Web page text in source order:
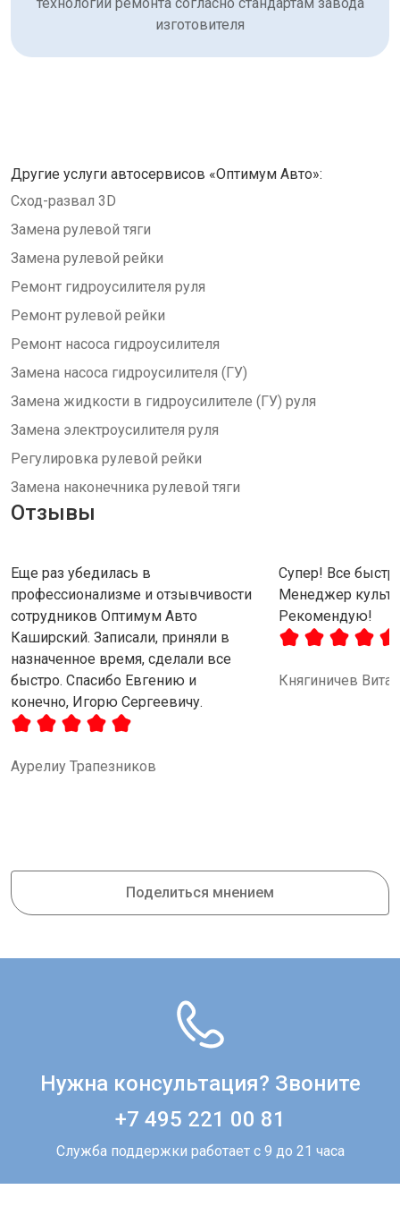
Отзывы
Еще раз убедилась в
профессионализме и отзывчивости
сотрудников Оптимум Авто
Каширский. Записали, приняли в
назначенное время, сделали все
быстро. Спасибо Евгению и
конечно, Игорю Сергеевичу.
Аурелиу Трапезников
Супер! Все
Менеджер
Рекомендую!
Княгиничев
Поделиться мнением
изготовителя
Другие услуги автосервисов «Оптимум Авто»:
Сход-развал 3D
Замена рулевой тяги
Замена рулевой рейки
Ремонт гидроусилителя руля
Ремонт рулевой рейки
Ремонт насоса гидроусилителя
Замена насоса гидроусилителя (ГУ)
Замена жидкости в гидроусилителе (ГУ) руля
Замена электроусилителя руля
Регулировка рулевой рейки
Замена наконечника рулевой тяги
Нужна консультация? Звоните
+7 495 221 00 81
Служба поддержки работает с 9 до 21 часа